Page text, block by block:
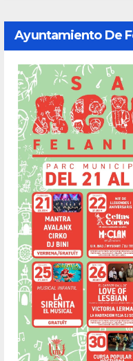
Ayuntamiento De